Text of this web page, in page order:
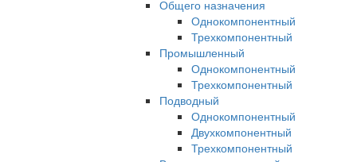
Общего назначения
Однокомпонентный
Трехкомпонентный
Промышленный
Однокомпонентный
Трехкомпонентный
Подводный
Однокомпонентный
Двухкомпонентный
Трехкомпонентный